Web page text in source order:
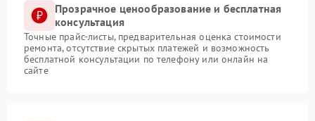
Прозрачное ценообразование и бесплатная
консультация
Точные прайс-листы, предварительная оценка стоимости
ремонта, отсутствие скрытых платежей и возможность
бесплатной консультации по телефону или онлайн на
сайте